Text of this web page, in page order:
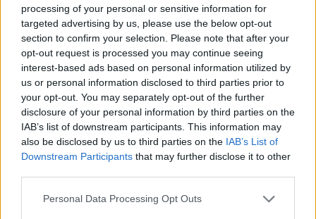
processing of your personal or sensitive information for
targeted advertising by us, please use the below opt-out
section to confirm your selection. Please note that after your
opt-out request is processed you may continue seeing
interest-based ads based on personal information utilized by
us or personal information disclosed to third parties prior to
your opt-out. You may separately opt-out of the further
disclosure of your personal information by third parties on the
IAB’s list of downstream participants. This information may
also be disclosed by us to third parties on the IAB’s List of
Downstream Participants that may further disclose it to other
Personal Data Processing Opt Outs
REKLAMA